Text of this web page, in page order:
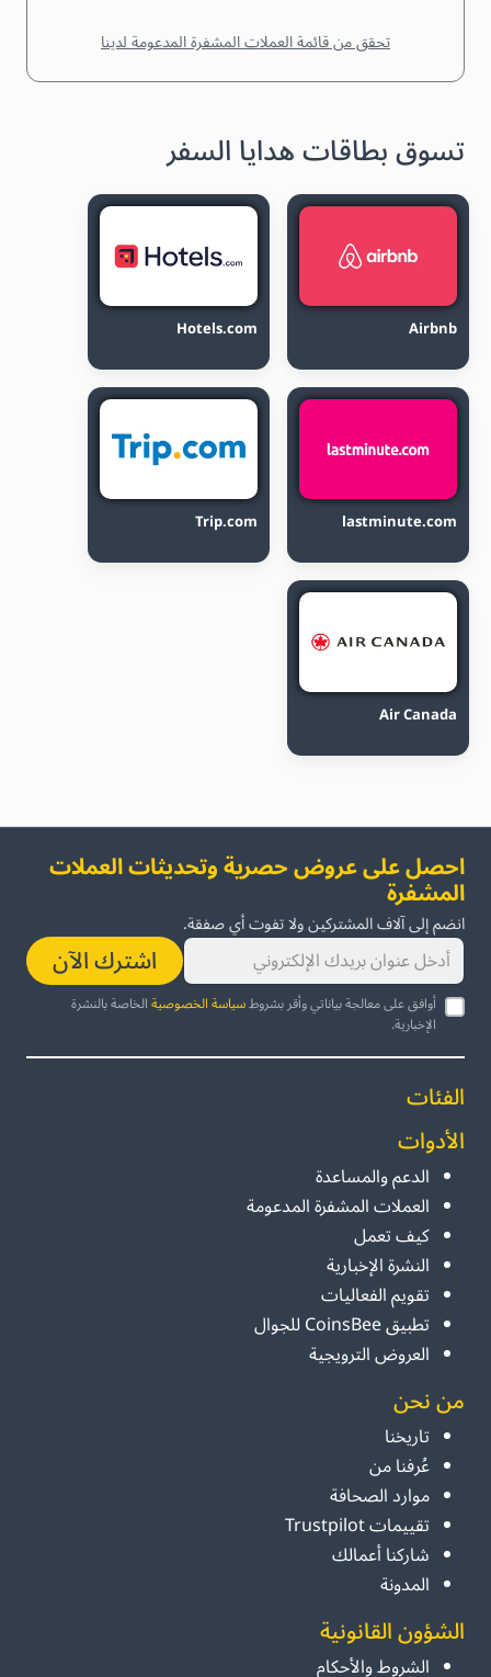
تحقق من قائمة العملات المشفرة المدعومة لدينا
تسوق بطاقات هدايا السفر
Airbnb
Hotels.com
lastminute.com
Trip.com
Air Canada
احصل على عروض حصرية وتحديثات العملات
المشفرة
انضم إلى آلاف المشتركين ولا تفوت أي صفقة.
اشترك الآن
أوافق على معالجة بياناتي وأقر بشروطسياسة الخصوصيةالخاصة بالنشرة
الإخبارية.
الفئات
الأدوات
الدعم والمساعدة
العملات المشفرة المدعومة
كيف تعمل
النشرة الإخبارية
تقويم الفعاليات
تطبيق CoinsBee للجوال
العروض الترويجية
من نحن
تاريخنا
عُرفنا من
موارد الصحافة
تقييمات Trustpilot
شاركنا أعمالك
المدونة
الشؤون القانونية
الشروط والأحكام